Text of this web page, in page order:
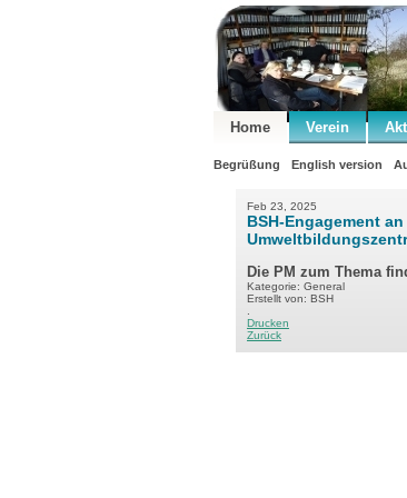
Home Verein
Begrüßung English version
Feb 23, 2025
BSH-Engagement
Die PM zum Thema
Kategorie: General
Erstellt von: BSH
Drucken
Zurück